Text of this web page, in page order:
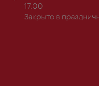
работы:
17:00
Закрыто в